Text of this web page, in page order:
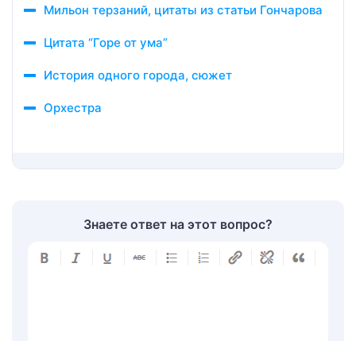
Мильон терзаний, цитаты из статьи Гончарова
Цитата “Горе от ума”
История одного города, сюжет
Орхестра
Знаете ответ на этот вопрос?